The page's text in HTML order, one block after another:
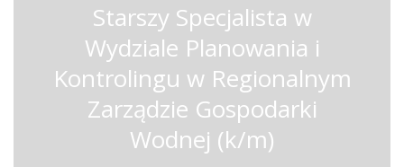
Starszy Specjalista w
Wydziale Planowania i
Kontrolingu w Regionalnym
Zarządzie Gospodarki
Wodnej (k/m)